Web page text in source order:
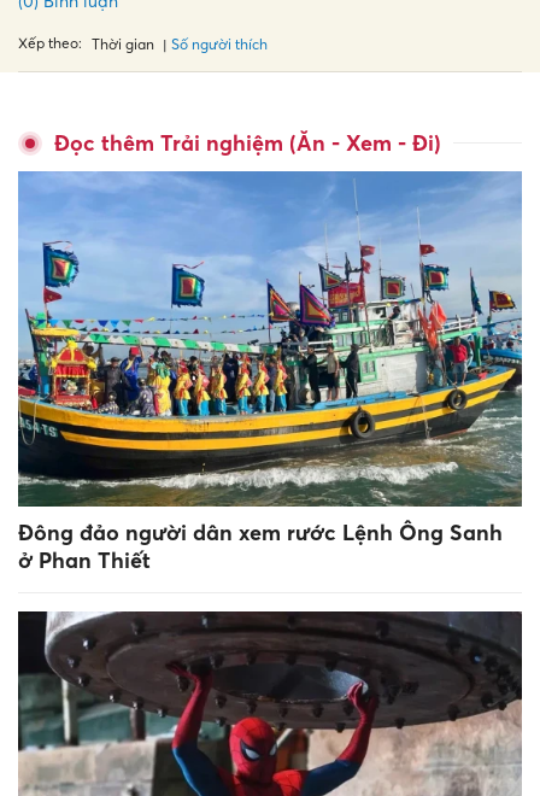
Xếp theo: Thời gian Số người thích
Đọc thêm Trải nghiệm (Ăn - Xem - Đi)
Đông đảo người dân xem rước Lệnh Ông Sanh
ở Phan Thiết